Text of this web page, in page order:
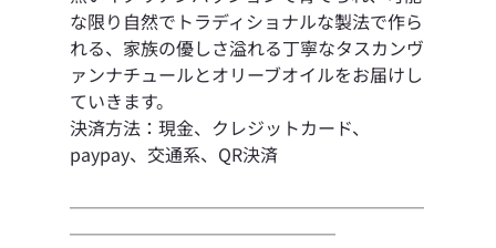
な限り自然でトラディショナルな製法で作ら
れる、家族の優しさ溢れる丁寧なタスカンヴ
ァンナチュールとオリーブオイルをお届けし
ていきます。
決済方法：現金、クレジットカード、
paypay、交通系、QR決済
────────────────────
───────────────